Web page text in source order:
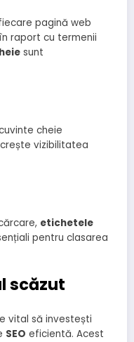
pagină web
raport cu termenii
sunt
cheie
vizibilitatea
etichetele
pentru clasarea
scăzut
vital să investești
SEO eficientă. Acest